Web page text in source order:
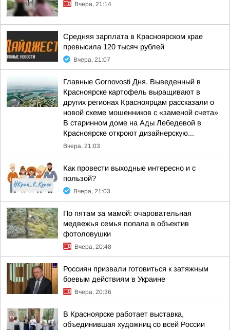
Вчера, 21:14
Средняя зарплата в Красноярском крае
превысила 120 тысяч рублей
Вчера, 21:07
Главные Gornovosti Дня. Выведенный в
Красноярске картофель выращивают в
других регионах Красноярцам рассказали о
новой схеме мошенников с «заменой счета»
В старинном доме на Ады Лебедевой в
Красноярске откроют дизайнерскую...
Вчера, 21:03
Как провести выходные интересно и с
пользой?
Вчера, 21:03
По пятам за мамой: очаровательная
медвежья семья попала в объектив
фотоловушки
Вчера, 20:48
Россиян призвали готовиться к затяжным
боевым действиям в Украине
Вчера, 20:36
В Красноярске работает выставка,
объединившая художниц со всей России